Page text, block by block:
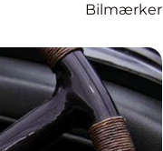
Bilmærker